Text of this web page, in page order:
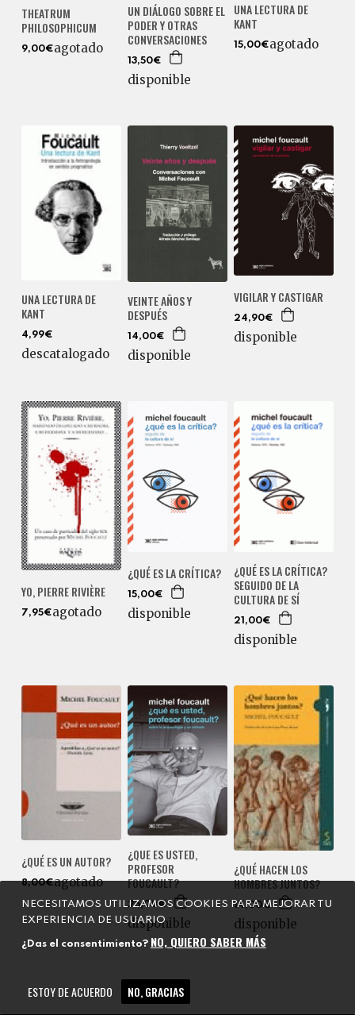
THEATRUM
PHILOSOPHICUM
9,00€agotado
UN DIÁLOGO SOBRE EL
PODER Y OTRAS
CONVERSACIONES
13,50€
disponible
UNA LECTURA DE
KANT
15,00€agotado
UNA LECTURA DE
KANT
4,99€
descatalogado
VEINTE AÑOS Y
DESPUÉS
14,00€
disponible
VIGILAR Y CASTIGAR
24,90€
disponible
YO, PIERRE RIVIÈRE
7,95€agotado
¿QUÉ ES LA CRÍTICA?
15,00€
disponible
¿QUÉ ES LA CRÍTICA?
SEGUIDO DE LA
CULTURA DE SÍ
21,00€
disponible
¿QUÉ ES UN AUTOR?
8,00€agotado
¿QUE ES USTED,
PROFESOR
FOUCAULT?
25,00€
disponible
¿QUÉ HACEN LOS
HOMBRES JUNTOS?
14,00€
disponible
NECESITAMOS UTILIZAMOS COOKIES PARA MEJORAR TU
EXPERIENCIA DE USUARIO
¿Das el consentimiento? NO, QUIERO SABER MÁS
ESTOY DE ACUERDO NO, GRACIAS